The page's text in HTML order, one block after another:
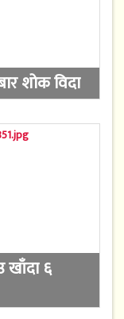
शोक विदा
खाँदा ६